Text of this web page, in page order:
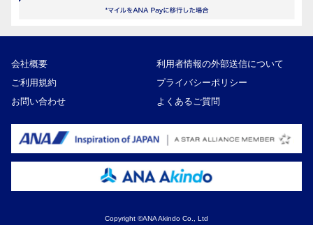
会社概要
利用者情報の外部送信について
ご利用規約
プライバシーポリシー
お問い合わせ
よくあるご質問
Copyright ©ANA Akindo Co., Ltd